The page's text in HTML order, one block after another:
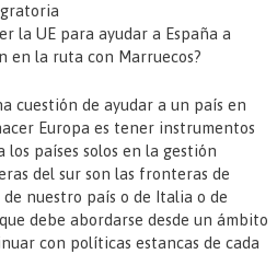
la UE para ayudar a España a
en la ruta con Marruecos?
cuestión de ayudar a un país en
Europa es tener instrumentos
países solos en la gestión
del sur son las fronteras de
nuestro país o de Italia o de
debe abordarse desde un ámbito
con políticas estancas de cada